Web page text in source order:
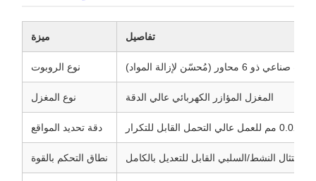
ميزة تفاصيل
نوع الروبوت صناعي ذو 6 محاور (مُحسّن لإزالة المواد)
نوع المغزل المغزل المؤازر الكهربائي عالي الدقة
دقة تحديد المواقع
نطاق التحكم بالقوة الامتثال النشط/السلبي القابل للتعديل بالكامل